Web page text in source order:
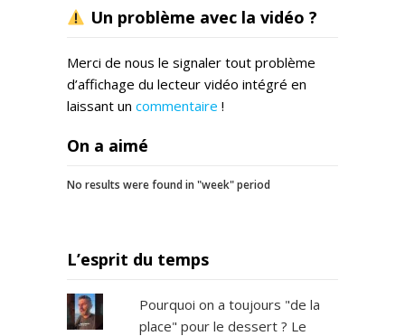
Un problème avec la vidéo ?
Merci de nous le signaler tout problème
d’affichage du lecteur vidéo intégré en
laissant un commentaire !
On a aimé
No results were found in "week" period
L’esprit du temps
Pourquoi on a toujours "de la
place" pour le dessert ? Le